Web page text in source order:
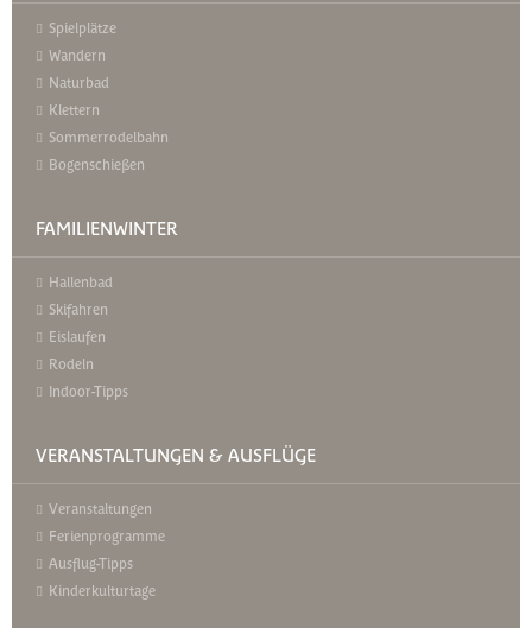
Spielplätze
Wandern
Naturbad
Klettern
Sommerrodelbahn
Bogenschießen
FAMILIENWINTER
Hallenbad
Skifahren
Eislaufen
Rodeln
Indoor-Tipps
VERANSTALTUNGEN & AUSFLÜGE
Veranstaltungen
Ferienprogramme
Ausflug-Tipps
Kinderkulturtage